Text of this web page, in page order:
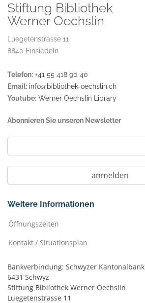
Stiftung Bibliothek
Werner Oechslin
Luegetenstrasse 11
8840 Einsiedeln
Telefon: +41 55 418 90 40
Email: info@bibliothek-oechslin.ch
Youtube: Werner Oechslin Library
Abonnieren Sie unseren Newsletter
Weitere Informationen
Öffnungszeiten
Kontakt / Situationsplan
Bankverbindung: Schwyzer Kantonalbank
6431 Schwyz
Stiftung Bibliothek Werner Oechslin
Luegetenstrasse 11